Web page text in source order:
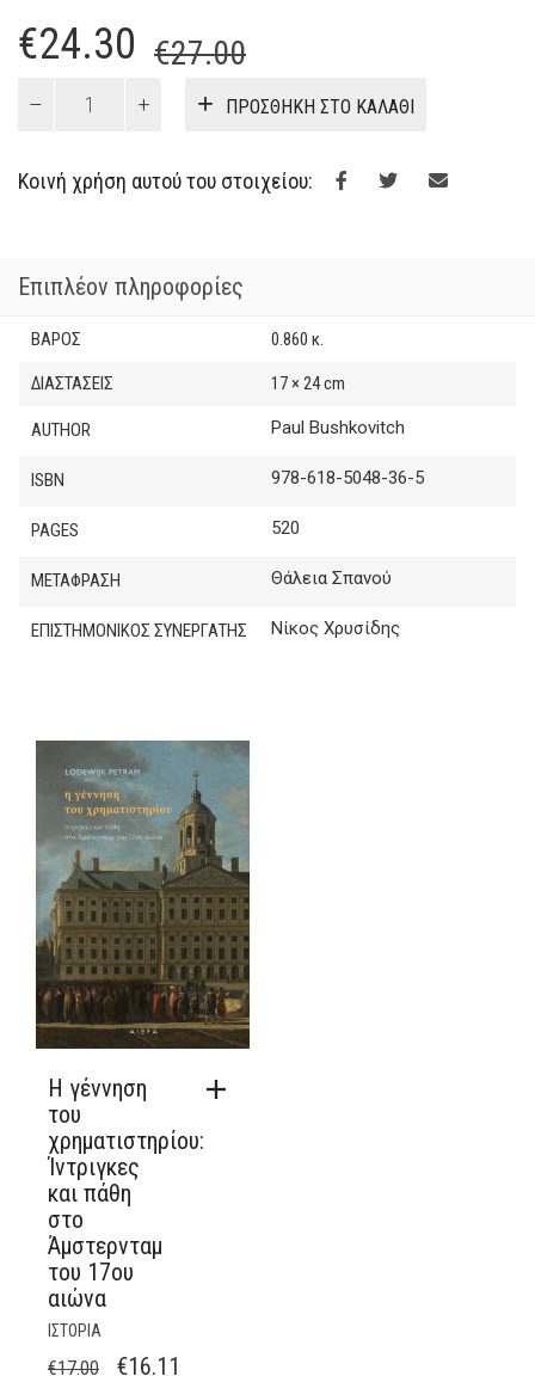
€27.00Original
price
was:
€27.00.
€24.30
Η
τρέχουσα
τιμή
είναι:
ποσότητα
ΠΡΟΣΘΉΚΗ ΣΤΟ ΚΑΛΆΘΙ
Κοινή χρήση αυτού του στοιχείου:
Επιπλέον πληροφορίες
ΒΆΡΟΣ 0.860 κ.
ΔΙΑΣΤΆΣΕΙΣ 17 × 24 cm
AUTHOR Paul Bushkovitch
ISBN 978-618-5048-36-5
PAGES 520
ΜΕΤΑΦΡΑΣΗ Θάλεια Σπανού
ΕΠΙΣΤΗΜΟΝΙΚΟΣ ΣΥΝΕΡΓΑΤΗΣ Νίκος Χρυσίδης
Η γέννηση
του
χρηματιστηρίου:
Ίντριγκες
και πάθη
στο
Άμστερνταμ
του 17ου
αιώνα
ΙΣΤΟΡΙΑ
€17.00 ORIGINAL
€16.11